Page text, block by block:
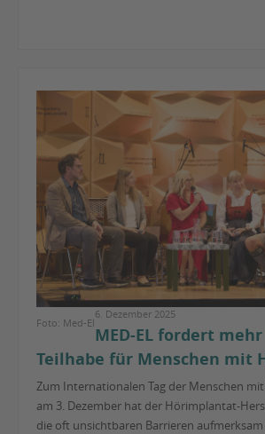
Foto: Med-El
6. Dezember 2025
MED-EL fordert
Teilhabe für Menschen mit
Zum Internationalen Tag der Menschen
am 3. Dezember hat der Hörimplantat-
die oft unsichtbaren Barrieren